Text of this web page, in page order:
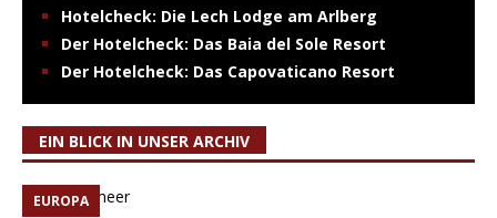
Hotelcheck: Die Lech Lodge am Arlberg
Der Hotelcheck: Das Baia del Sole Resort
Der Hotelcheck: Das Capovaticano Resort
EIN BLICK IN UNSER ARCHIV
EUROPA